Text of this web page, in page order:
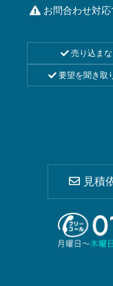
お問合わせ対
売り込ま
要望を聞き取
見積